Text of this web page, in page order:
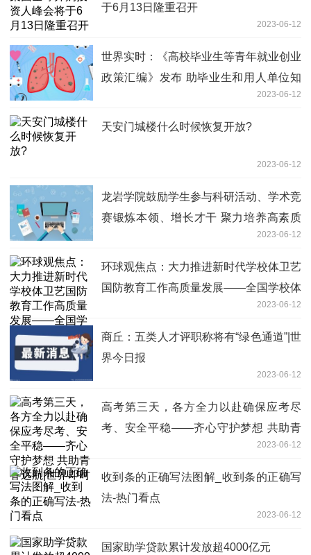
于6月13日隆重召开
2023-06-12
世界实时：《高校毕业生等青年就业创业
政策汇编》发布 助毕业生和用人单位知
2023-06-12
天安门城楼什么时候恢复开放?
2023-06-12
龙岩学院鼓励学生参与科研活动、学术竞
赛锻炼本领、增长才干 聚力培养高素质
2023-06-12
环球观焦点：大力推进新时代学校体卫艺
国防教育工作高质量发展——全国学校体
育卫生艺术国防教育工作推进会发言摘登
2023-06-12
商丘：五类人才评职称将有“绿色通道”|世
界今日报
2023-06-12
高考第三天，各方全力以赴确保应考尽
考、安全平稳——齐心守护梦想 共助青
2023-06-12
收到条的正确写法图解_收到条的正确写
法-热门看点
2023-06-12
国家助学贷款累计发放超4000亿元